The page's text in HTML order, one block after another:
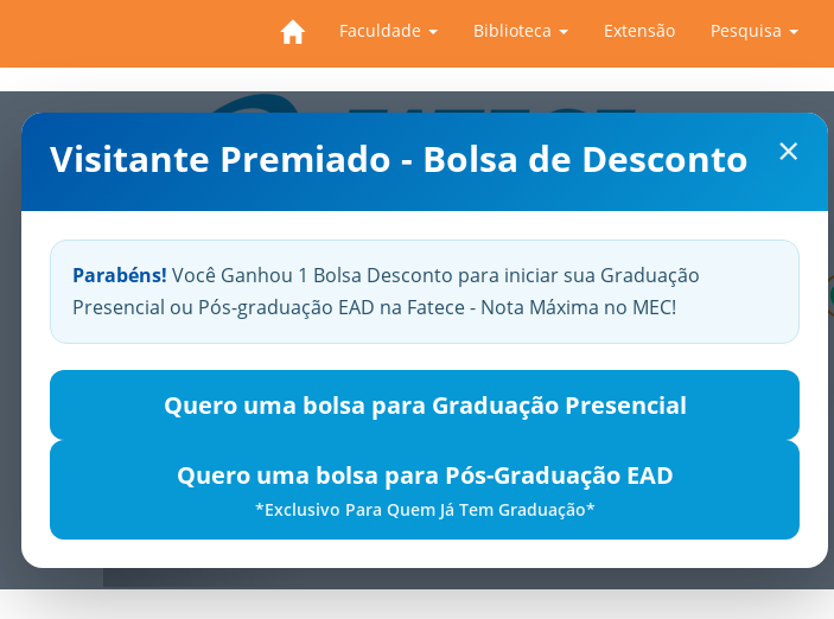
Faculdade Biblioteca Extensão Pesquisa
×
Visitante Premiado - Bolsa de Desconto
Parabéns! Você Ganhou 1 Bolsa Desconto para iniciar sua Graduação
Presencial ou Pós-graduação EAD na Fatece - Nota Máxima no MEC!
Quero uma bolsa para Graduação Presencial
Quero uma bolsa para Pós-Graduação EAD
*Exclusivo Para Quem Já Tem Graduação*
Previous